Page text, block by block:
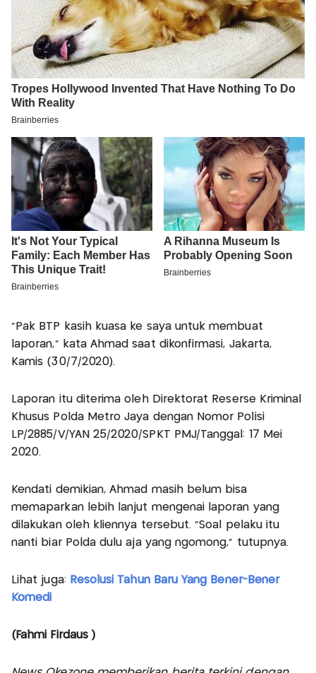
"Pak BTP kasih kuasa ke saya untuk membuat
laporan," kata Ahmad saat dikonfirmasi, Jakarta,
Kamis (30/7/2020).
Laporan itu diterima oleh Direktorat Reserse Kriminal
Khusus Polda Metro Jaya dengan Nomor Polisi
LP/2885/V/YAN 25/2020/SPKT PMJ/Tanggal: 17 Mei
2020.
Kendati demikian, Ahmad masih belum bisa
memaparkan lebih lanjut mengenai laporan yang
dilakukan oleh kliennya tersebut. "Soal pelaku itu
nanti biar Polda dulu aja yang ngomong," tutupnya.
Lihat juga: Resolusi Tahun Baru Yang Bener-Bener
Komedi
(Fahmi Firdaus )